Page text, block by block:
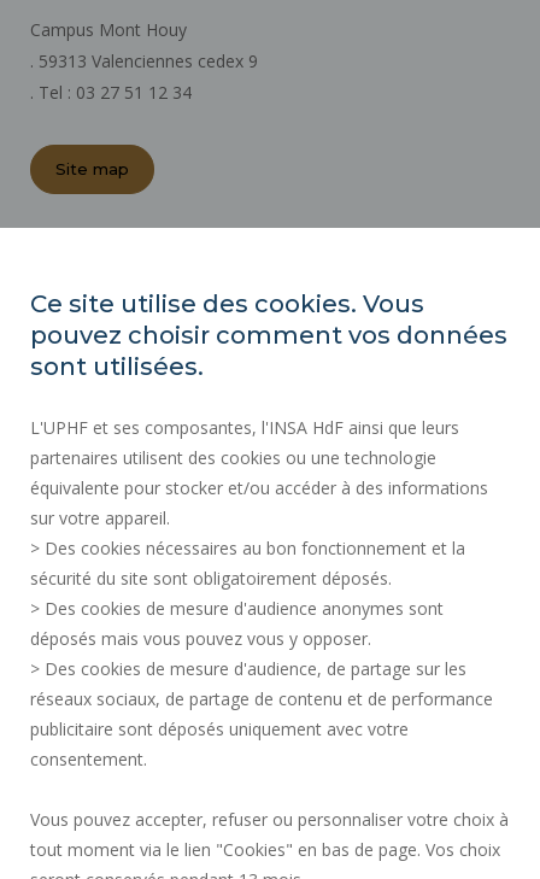
Campus Mont Houy
. 59313 Valenciennes cedex 9
. Tel : 03 27 51 12 34
Site map
SITE MAP
ACCESSIBILITY
LEGAL INFORMATION
CONTACT
PUBLIC SERVICES +
CREDITS
I GIVE MY OPINION
ACCESSIBILITY: NOT COMPLIANT
Join us !
Ce site utilise des cookies. Vous
pouvez choisir comment vos données
sont utilisées.
L'UPHF et ses composantes, l'INSA HdF ainsi que leurs
partenaires utilisent des cookies ou une technologie
équivalente pour stocker et/ou accéder à des informations
sur votre appareil.
> Des cookies nécessaires au bon fonctionnement et la
sécurité du site sont obligatoirement déposés.
> Des cookies de mesure d'audience anonymes sont
déposés mais vous pouvez vous y opposer.
> Des cookies de mesure d'audience, de partage sur les
réseaux sociaux, de partage de contenu et de performance
publicitaire sont déposés uniquement avec votre
consentement.
Vous pouvez accepter, refuser ou personnaliser votre choix à
tout moment via le lien "Cookies" en bas de page. Vos choix